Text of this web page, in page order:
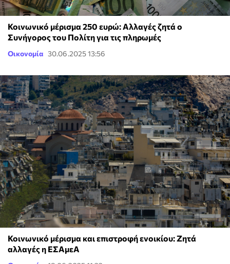
Κοινωνικό μέρισμα 250 ευρώ: Αλλαγές ζητά ο
Συνήγορος του Πολίτη για τις πληρωμές
Οικονομία 30.06.2025 13:56
Κοινωνικό μέρισμα και επιστροφή ενοικίου: Ζητά
αλλαγές η ΕΣΑμεΑ